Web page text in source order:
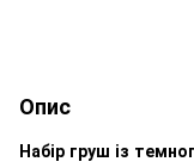
Опис
Набір груш із